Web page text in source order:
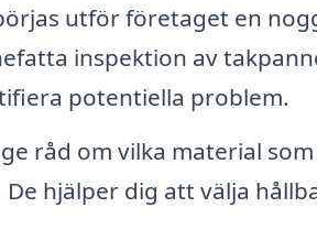
utför företaget en
inspektion av
potentiella problem.
råd om vilka material
hjälper dig att välja